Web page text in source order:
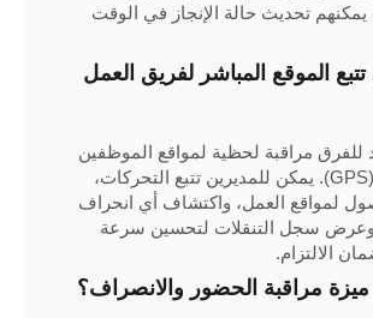
تحديث حالة الإنجاز في الوقت
الموقع المباشر لفريق العمل
للفرق مراقبة لحظية لمواقع الموظفين
عبر نظام الـ (GPS). يمكن للمديرين تتبع التحركات،
لمواقع العمل، واكتشاف أي انحراف
وعرض سجل التنقلات لتحسين سرعة
الالتزام.
مراقبة الحضور والانصراف؟